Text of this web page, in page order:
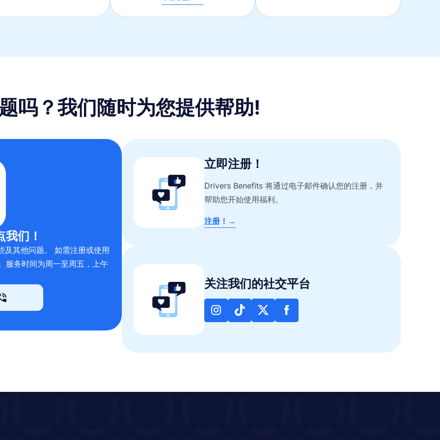
吗？我们随时为您提供帮助!
们！
及其他问题。 如需注册或使用
服务时间为周一至周五，上午
立即注册！
Drivers Benefits 将通过电子邮件确认您的注册，并
帮助您开始使用福利。
注册！→
关注我们的社交平台